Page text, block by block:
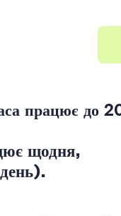
працює до
щодня,